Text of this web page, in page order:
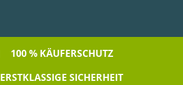
100 % KÄUFERSCHUTZ
ERSTKLASSIGE SICHERHEIT